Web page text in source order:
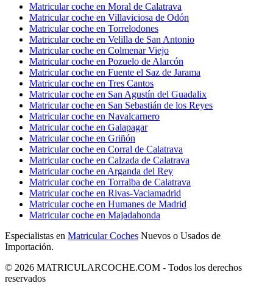
Matricular coche en Moral de Calatrava
Matricular coche en Villaviciosa de Odón
Matricular coche en Torrelodones
Matricular coche en Velilla de San Antonio
Matricular coche en Colmenar Viejo
Matricular coche en Pozuelo de Alarcón
Matricular coche en Fuente el Saz de Jarama
Matricular coche en Tres Cantos
Matricular coche en San Agustín del Guadalix
Matricular coche en San Sebastián de los Reyes
Matricular coche en Navalcarnero
Matricular coche en Galapagar
Matricular coche en Griñón
Matricular coche en Corral de Calatrava
Matricular coche en Calzada de Calatrava
Matricular coche en Arganda del Rey
Matricular coche en Torralba de Calatrava
Matricular coche en Rivas-Vaciamadrid
Matricular coche en Humanes de Madrid
Matricular coche en Majadahonda
Especialistas en Matricular Coches Nuevos o Usados de
Importación.
© 2026 MATRICULARCOCHE.COM - Todos los derechos
reservados